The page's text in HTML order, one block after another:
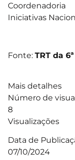
Iniciativas
Fonte: TRT da
Mais detalhes
Número de
8
Visualizações
Data de
07/10/2024